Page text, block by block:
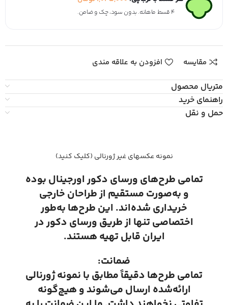
۴ قسط ماهانه. بدون سود، چک و ضامن.
مقایسه افزودن به علاقه مندی
متریال محصول
راهنمای خرید
حمل و نقل
نمونه عکسهای غیر ژورنالی (کلیک کنید)
تمامی طرح‌های ورسای دکور اورجینال بوده
و به‌صورت مستقیم از طراحان خارجی
خریداری شده‌اند. این طرح‌ها به‌طور
اختصاصی تنها از طریق ورسای دکور در
ایران قابل تهیه هستند.
ضمانت:
تمامی طرح‌ها دقیقاً مطابق با نمونه ژورنالی
ارائه‌شده ارسال می‌شوند و هیچ‌گونه